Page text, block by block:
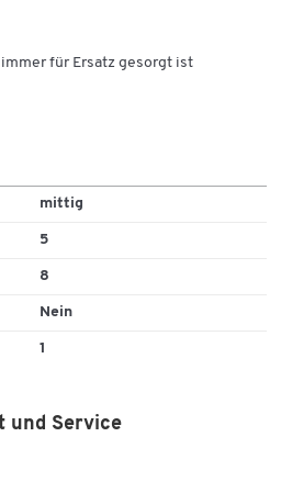
für Ersatz gesorgt ist
mittig
5
8
Nein
1
und Service